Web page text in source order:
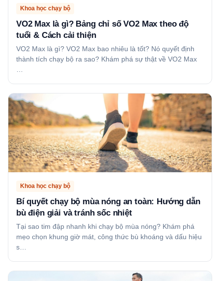
Khoa học chạy bộ
VO2 Max là gì? Bảng chỉ số VO2 Max theo độ
tuổi & Cách cải thiện
VO2 Max là gì? VO2 Max bao nhiêu là tốt? Nó quyết định
thành tích chạy bộ ra sao? Khám phá sự thật về VO2 Max
Khoa học chạy bộ
Bí quyết chạy bộ mùa nóng an toàn: Hướng dẫn
bù điện giải và tránh sốc nhiệt
Tại sao tim đập nhanh khi chạy bộ mùa nóng? Khám phá
mẹo chọn khung giờ mát, công thức bù khoáng và dấu hiệu
s…